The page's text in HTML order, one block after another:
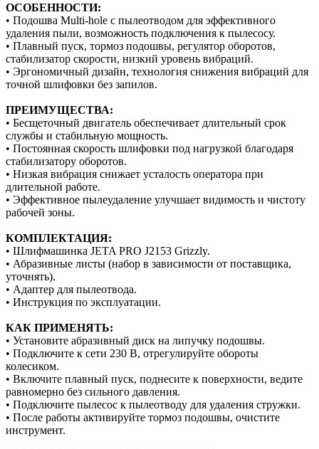
ОСОБЕННОСТИ:
• Подошва Multi-hole с пылеотводом для эффективного
удаления пыли, возможность подключения к пылесосу.
• Плавный пуск, тормоз подошвы, регулятор оборотов,
стабилизатор скорости, низкий уровень вибраций.
• Эргономичный дизайн, технология снижения вибраций для
точной шлифовки без запилов.
ПРЕИМУЩЕСТВА:
• Бесщеточный двигатель обеспечивает длительный срок
службы и стабильную мощность.
• Постоянная скорость шлифовки под нагрузкой благодаря
стабилизатору оборотов.
• Низкая вибрация снижает усталость оператора при
длительной работе.
• Эффективное пылеудаление улучшает видимость и чистоту
рабочей зоны.
КОМПЛЕКТАЦИЯ:
• Шлифмашинка JETA PRO J2153 Grizzly.
• Абразивные листы (набор в зависимости от поставщика,
уточнять).
• Адаптер для пылеотвода.
• Инструкция по эксплуатации.
КАК ПРИМЕНЯТЬ:
• Установите абразивный диск на липучку подошвы.
• Подключите к сети 230 В, отрегулируйте обороты
колесиком.
• Включите плавный пуск, поднесите к поверхности, ведите
равномерно без сильного давления.
• Подключите пылесос к пылеотводу для удаления стружки.
• После работы активируйте тормоз подошвы, очистите
инструмент.